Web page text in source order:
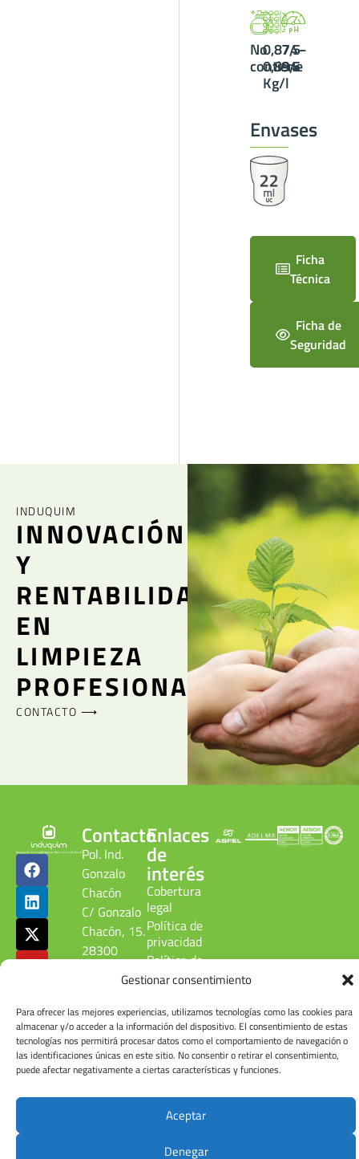
Gestionar consentimiento
Para ofrecer las mejores experiencias, utilizamos tecnologías como las cookies para
almacenar y/o acceder a la información del dispositivo. El consentimiento de estas
tecnologías nos permitirá procesar datos como el comportamiento de navegación o
las identificaciones únicas en este sitio. No consentir o retirar el consentimiento,
puede afectar negativamente a ciertas características y funciones.
Aceptar
Denegar
No
contiene
0,874-
0,894
Kg/l
7,5-
9,5
Envases
Ficha
Técnica
Ficha de
Seguridad
INDUQUIM
INNOVACIÓN
Y
RENTABILIDAD
EN
LIMPIEZA
PROFESIONAL
CONTACTO ⟶
Contacto
Pol. Ind.
Gonzalo
Chacón
C/ Gonzalo
Chacón, 15.
28300
ESPAÑA
Tel: +34
918 090
215
Enlaces
de
interés
Cobertura
legal
Política de
privacidad
Política de
calidad
Canal
denuncias
Cuenta de
usuario
© Induquim2026